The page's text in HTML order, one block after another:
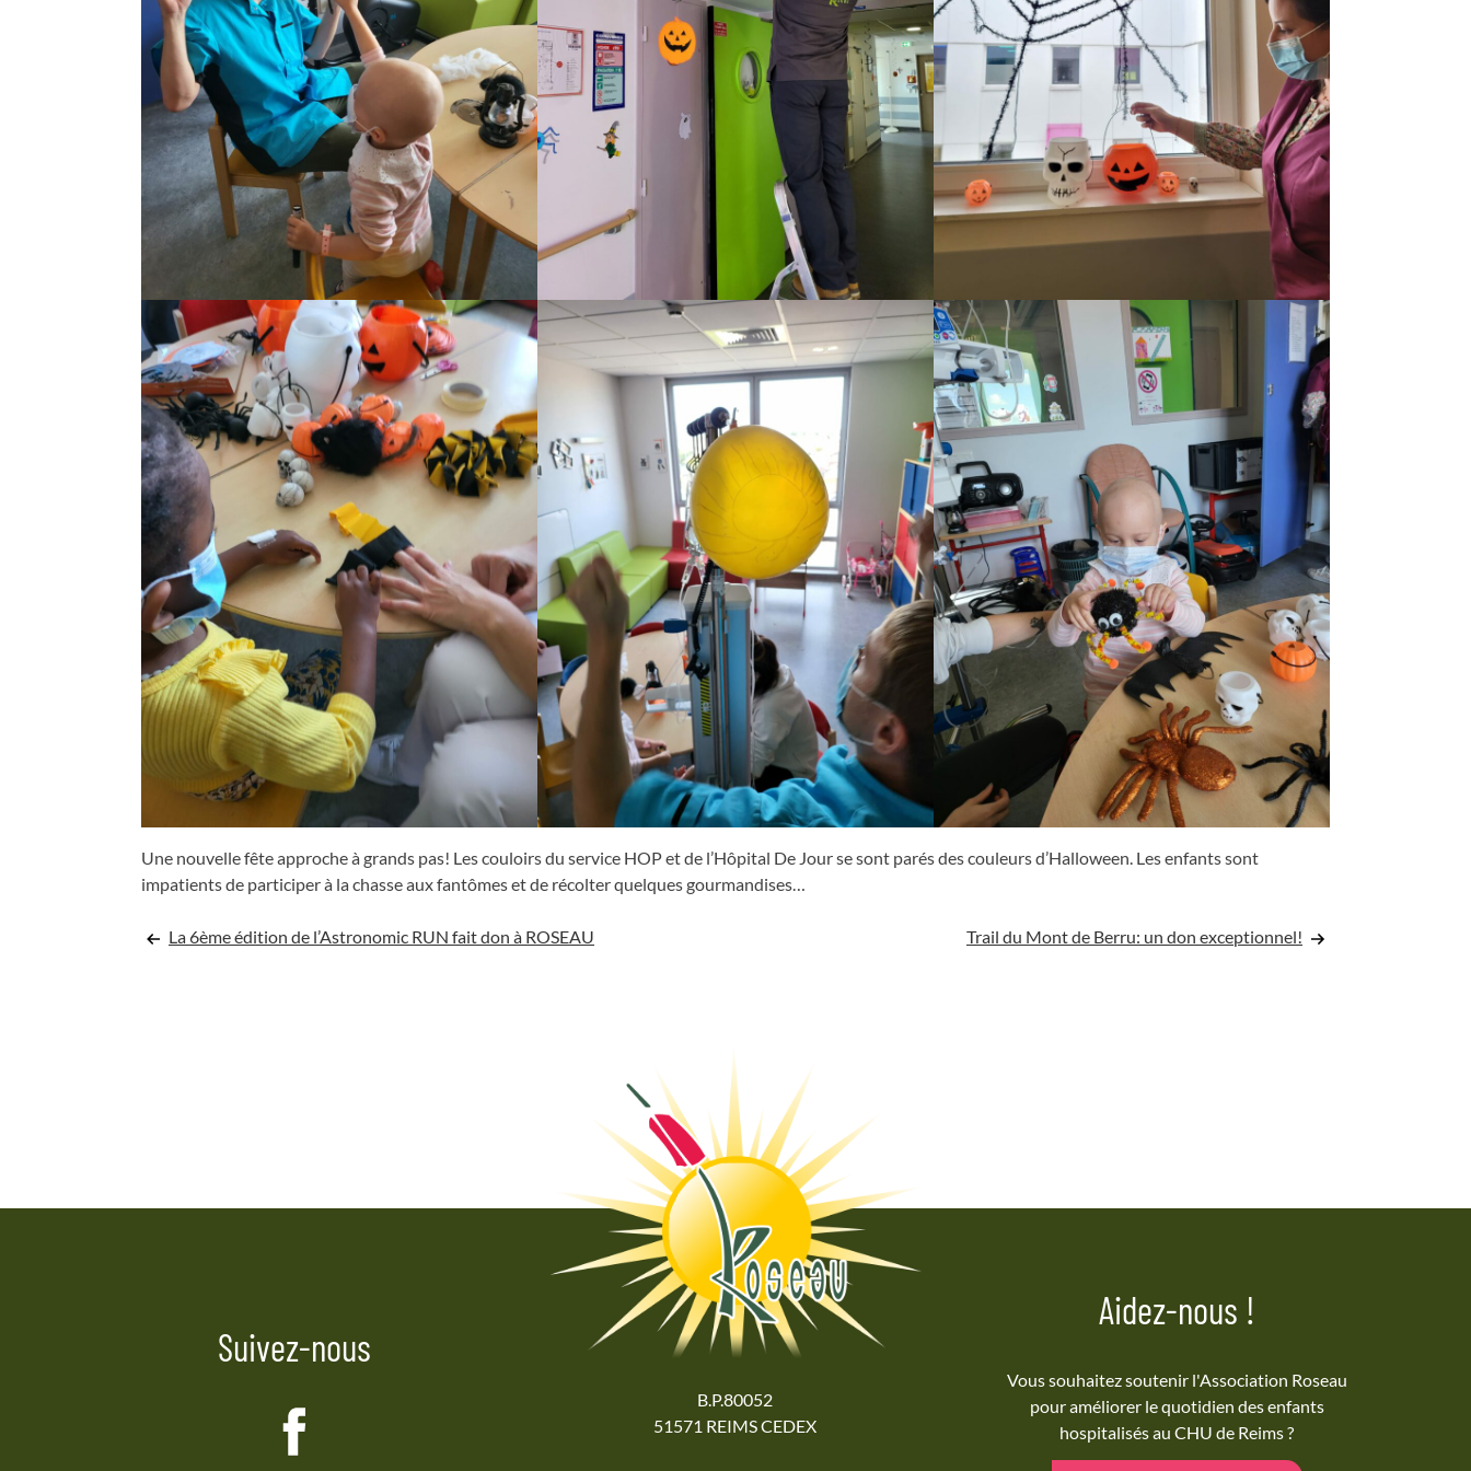
Une nouvelle fête approche à grands pas! Les couloirs du service HOP et de l’Hôpital De Jour se sont parés des couleurs d’Halloween. Les enfants sont
impatients de participer à la chasse aux fantômes et de récolter quelques gourmandises…
Navigation
La 6ème édition de l’Astronomic RUN fait don à ROSEAU Trail du Mont de Berru: un don exceptionnel!
Suivez-nous
B.P.80052
51571 REIMS CEDEX
Aidez-nous !
Vous souhaitez soutenir l'Association Roseau
pour améliorer le quotidien des enfants
hospitalisés au CHU de Reims ?